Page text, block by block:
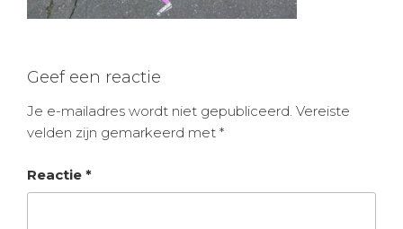
Geef een reactie
Je e-mailadres wordt niet gepubliceerd. Vereiste
velden zijn gemarkeerd met *
Reactie *